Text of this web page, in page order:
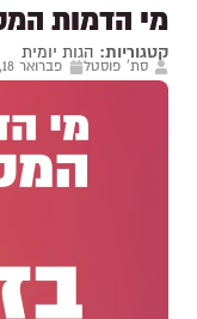
מי הדמות
קטגוריות: הגות יומית
סת' פוסטל פברואר 18, 2024